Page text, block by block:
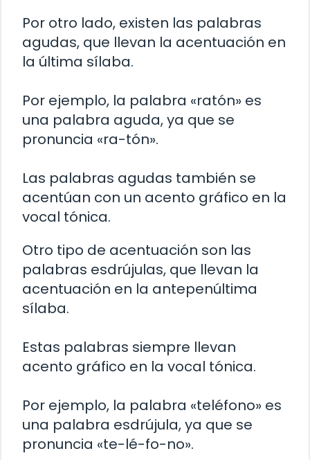
Por otro lado, existen las palabras
agudas, que llevan la acentuación en
la última sílaba.
Por ejemplo, la palabra «ratón» es
una palabra aguda, ya que se
pronuncia «ra-tón».
Las palabras agudas también se
acentúan con un acento gráfico en la
vocal tónica.
Otro tipo de acentuación son las
palabras esdrújulas, que llevan la
acentuación en la antepenúltima
sílaba.
Estas palabras siempre llevan
acento gráfico en la vocal tónica.
Por ejemplo, la palabra «teléfono» es
una palabra esdrújula, ya que se
pronuncia «te-lé-fo-no».